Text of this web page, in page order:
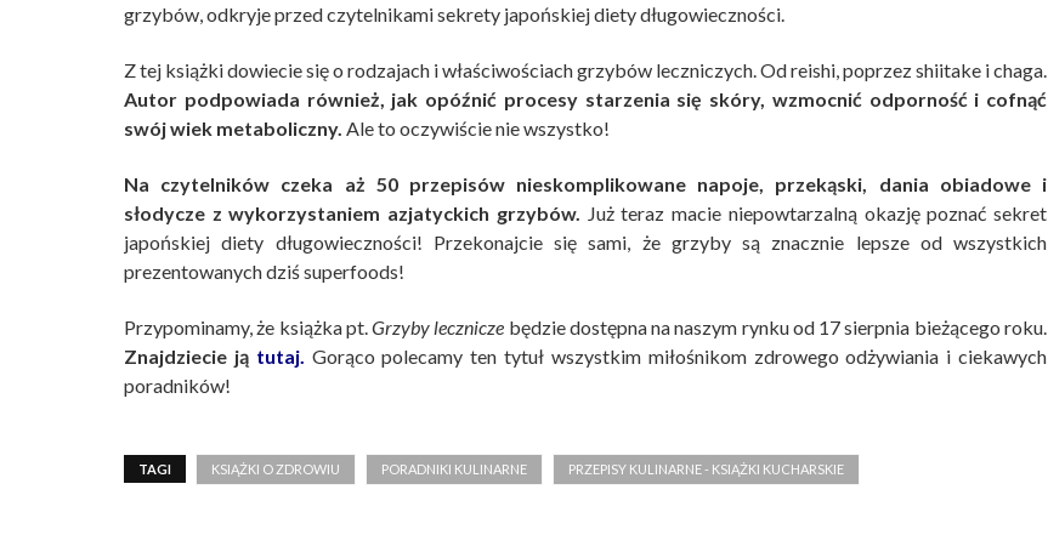
grzybów, odkryje przed czytelnikami sekrety japońskiej diety długowieczności.
Z tej książki dowiecie się o rodzajach i właściwościach grzybów leczniczych. Od reishi, poprzez shiitake i chaga.
Autor podpowiada również, jak opóźnić procesy starzenia się skóry, wzmocnić odporność i cofnąć
swój wiek metaboliczny. Ale to oczywiście nie wszystko!
Na czytelników czeka aż 50 przepisów nieskomplikowane napoje, przekąski, dania obiadowe i
słodycze z wykorzystaniem azjatyckich grzybów.
Już teraz macie niepowtarzalną okazję poznać sekret
japońskiej diety długowieczności! Przekonajcie się sami, że grzyby są znacznie lepsze od wszystkich
prezentowanych dziś superfoods!
Przypominamy, że książka pt.Grzyby lecznicze będzie dostępna na naszym rynku od 17 sierpnia bieżącego roku.
Znajdziecie ją tutaj. Gorąco polecamy ten tytuł wszystkim miłośnikom zdrowego odżywiania i ciekawych
poradników!
TAGI KSIĄŻKI O ZDROWIU PORADNIKI KULINARNE PRZEPISY KULINARNE - KSIĄŻKI KUCHARSKIE